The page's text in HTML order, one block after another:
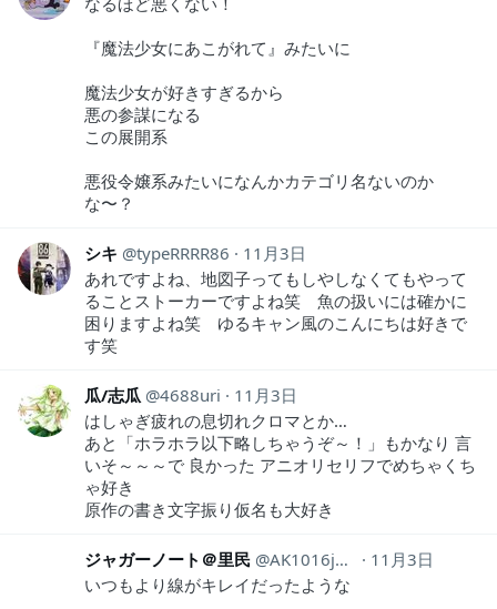
『魔法少女にあこがれて』みたいに
魔法少女が好きすぎるから
悪の参謀になる
この展開系
悪役令嬢系みたいになんかカテゴリ名ないのか
な〜？
シキ typeRRRR86
11月3日
あれですよね、地図子ってもしやしなくてもやって
ることストーカーですよね笑 魚の扱いには確かに
困りますよね笑 ゆるキャン風のこんにちは好きで
す笑
瓜/志瓜 4688uri
11月3日
はしゃぎ疲れの息切れクロマとか…
あと「ホラホラ以下略しちゃうぞ～！」もかなり 言
いそ～～～で 良かった アニオリセリフでめちゃくち
ゃ好き
原作の書き文字振り仮名も大好き
ジャガーノート＠里民 AK1016jugger
11月3日
いつもより線がキレイだったような